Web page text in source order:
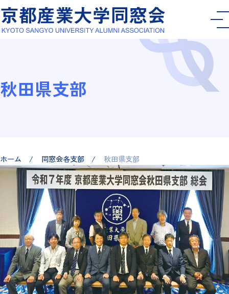
秋田県支部
ホーム 同窓会各支部 秋田県支部